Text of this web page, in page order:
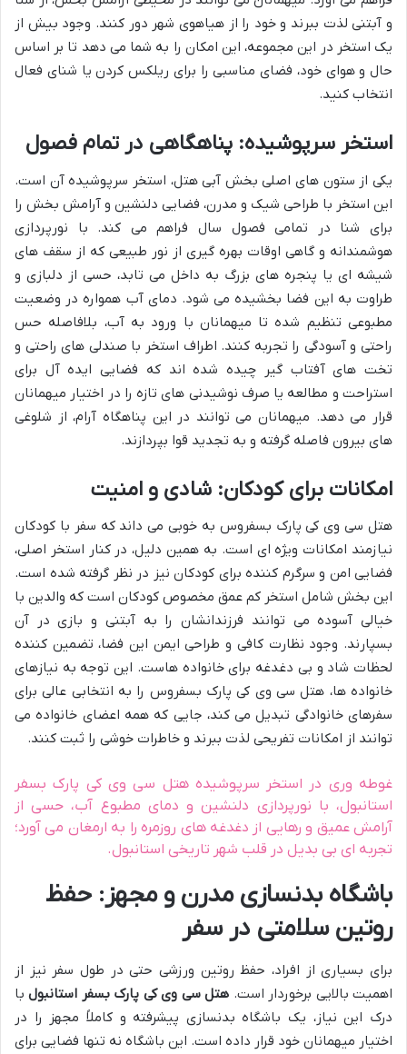
و آبتنی لذت ببرند و خود را از هیاهوی شهر دور کنند. وجود بیش از
یک استخر در این مجموعه، این امکان را به شما می دهد تا بر اساس
حال و هوای خود، فضای مناسبی را برای ریلکس کردن یا شنای فعال
انتخاب کنید.
استخر سرپوشیده: پناهگاهی در تمام فصول
یکی از ستون های اصلی بخش آبی هتل، استخر سرپوشیده آن است.
این استخر با طراحی شیک و مدرن، فضایی دلنشین و آرامش بخش را
برای شنا در تمامی فصول سال فراهم می کند. با نورپردازی
هوشمندانه و گاهی اوقات بهره گیری از نور طبیعی که از سقف های
شیشه ای یا پنجره های بزرگ به داخل می تابد، حسی از دلبازی و
طراوت به این فضا بخشیده می شود. دمای آب همواره در وضعیت
مطبوعی تنظیم شده تا میهمانان با ورود به آب، بلافاصله حس
راحتی و آسودگی را تجربه کنند. اطراف استخر با صندلی های راحتی و
تخت های آفتاب گیر چیده شده اند که فضایی ایده آل برای
استراحت و مطالعه یا صرف نوشیدنی های تازه را در اختیار میهمانان
قرار می دهد. میهمانان می توانند در این پناهگاه آرام، از شلوغی
های بیرون فاصله گرفته و به تجدید قوا بپردازند.
امکانات برای کودکان: شادی و امنیت
هتل سی وی کی پارک بسفروس به خوبی می داند که سفر با کودکان
نیازمند امکانات ویژه ای است. به همین دلیل، در کنار استخر اصلی،
فضایی امن و سرگرم کننده برای کودکان نیز در نظر گرفته شده است.
این بخش شامل استخر کم عمق مخصوص کودکان است که والدین با
خیالی آسوده می توانند فرزندانشان را به آبتنی و بازی در آن
بسپارند. وجود نظارت کافی و طراحی ایمن این فضا، تضمین کننده
لحظات شاد و بی دغدغه برای خانواده هاست. این توجه به نیازهای
خانواده ها، هتل سی وی کی پارک بسفروس را به انتخابی عالی برای
سفرهای خانوادگی تبدیل می کند، جایی که همه اعضای خانواده می
توانند از امکانات تفریحی لذت ببرند و خاطرات خوشی را ثبت کنند.
غوطه وری در استخر سرپوشیده هتل سی وی کی پارک بسفر
استانبول، با نورپردازی دلنشین و دمای مطبوع آب، حسی از
آرامش عمیق و رهایی از دغدغه های روزمره را به ارمغان می آورد؛
تجربه ای بی بدیل در قلب شهر تاریخی استانبول.
باشگاه بدنسازی مدرن و مجهز: حفظ
روتین سلامتی در سفر
برای بسیاری از افراد، حفظ روتین ورزشی حتی در طول سفر نیز از
اهمیت بالایی برخوردار است. هتل سی وی کی پارک بسفر استانبولبا
درک این نیاز، یک باشگاه بدنسازی پیشرفته و کاملاً مجهز را در
اختیار میهمانان خود قرار داده است. این باشگاه نه تنها فضایی برای